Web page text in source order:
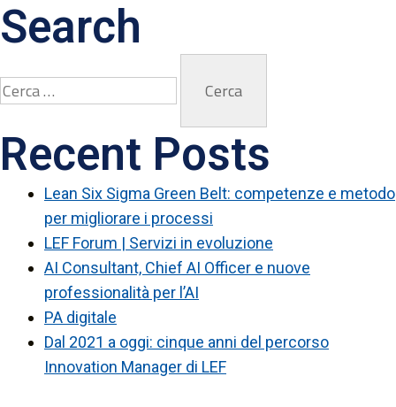
Search
Recent Posts
Lean Six Sigma Green Belt: competenze e metodo
per migliorare i processi
LEF Forum | Servizi in evoluzione
AI Consultant, Chief AI Officer e nuove
professionalità per l’AI
PA digitale
Dal 2021 a oggi: cinque anni del percorso
Innovation Manager di LEF